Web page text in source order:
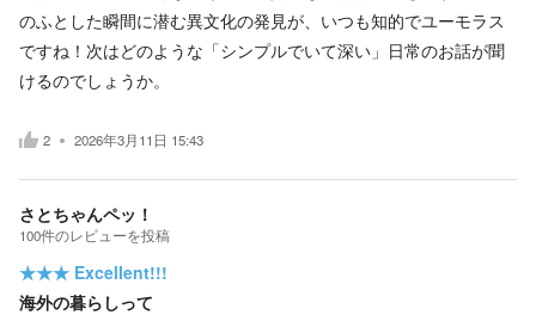
のふとした瞬間に潜む異文化の発見が、いつも知的でユーモラス
ですね！次はどのような「シンプルでいて深い」日常のお話が聞
けるのでしょうか。
2 2026年3月11日 15:43
さとちゃんペッ！
100件のレビューを投稿
★★★ Excellent!!!
海外の暮らしって